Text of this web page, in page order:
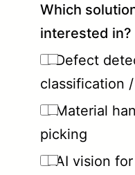
Which
interested in?
Defect
classification
Material
picking
AI vision